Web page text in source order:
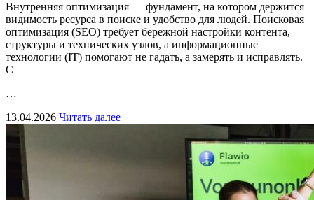
Внутренняя оптимизация — фундамент, на котором держится
видимость ресурса в поиске и удобство для людей. Поисковая
оптимизация (SEO) требует бережной настройки контента,
структуры и технических узлов, а информационные
технологии (IT) помогают не гадать, а замерять и исправлять.
С
…
13.04.2026 Читать далее